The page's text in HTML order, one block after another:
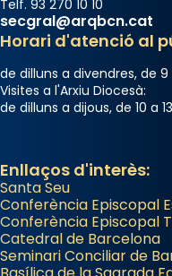
Telf. 93 270 10 10
secgral@arqbcn.cat
Horari d'atenció al
de dilluns a divendres, de 9
Visites a l'Arxiu Diocesà:
de dilluns a dijous, de 10 a
Enllaços d'interès:
Santa Seu
Conferència Episcopal
Conferència Episcopal
Catedral de Barcelona
Seminari Conciliar de